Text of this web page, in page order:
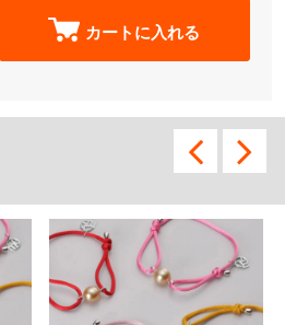
カートに入れる